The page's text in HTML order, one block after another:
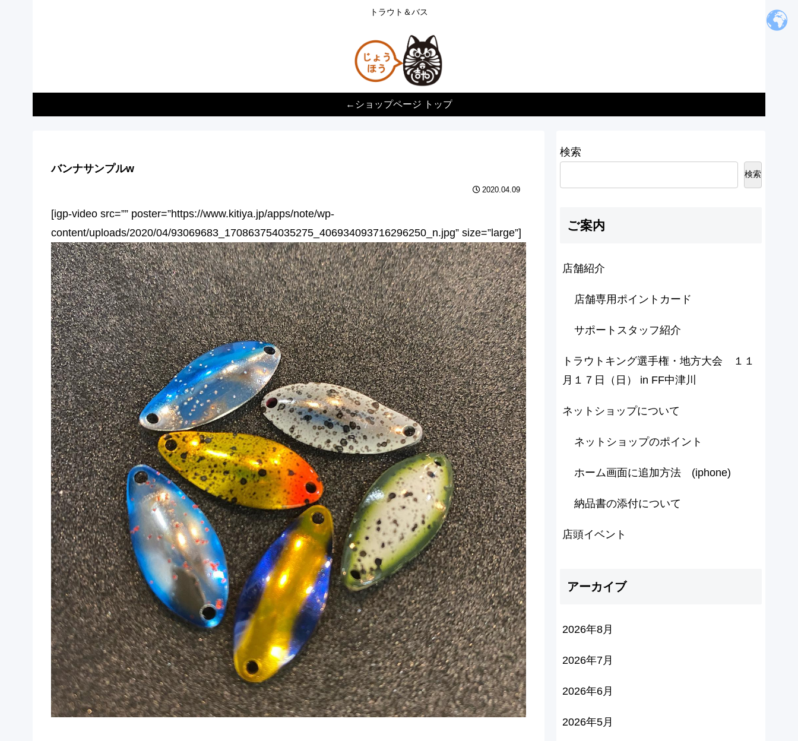
トラウト＆バス
←ショップページ トップ
バンナサンプルw
2020.04.09
[igp-video src=”” poster=”https://www.kitiya.jp/apps/note/wp-
content/uploads/2020/04/93069683_170863754035275_406934093716296250_n.jpg” size=”large”]
検索
検索
ご案内
店舗紹介
店舗専用ポイントカード
サポートスタッフ紹介
トラウトキング選手権・地方大会 １１
月１７日（日） in FF中津川
ネットショップについて
ネットショップのポイント
ホーム画面に追加方法 (iphone)
納品書の添付について
店頭イベント
アーカイブ
2026年8月
2026年7月
2026年6月
2026年5月